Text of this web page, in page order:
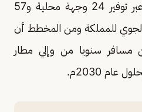
الخيارات أمام المسافرين عبر توفير 24 وجهة محلية و57
الجوي للمملكة ومن المخطط أن
يقارب 10 ملايين مسافر سنويا من وإلي مطار
2030م.